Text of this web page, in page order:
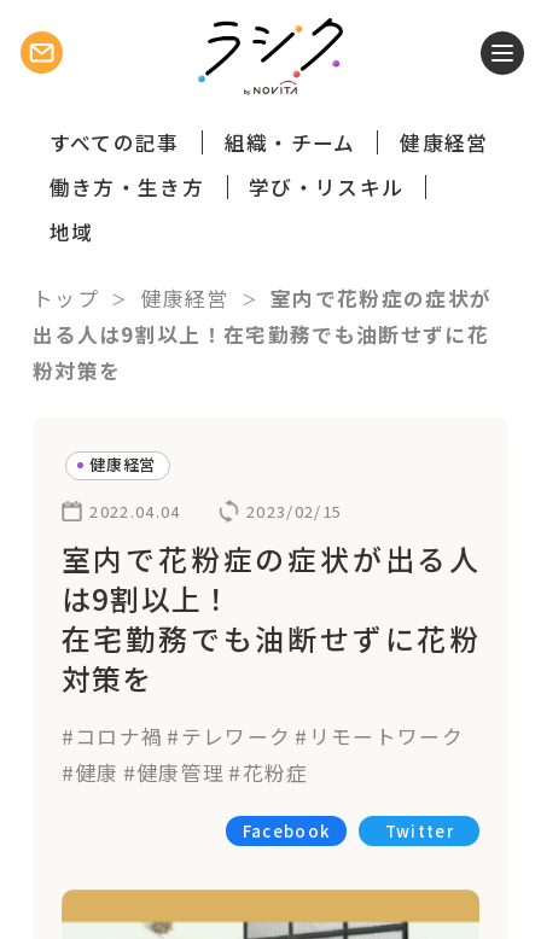
すべての記事 組織・チーム
健康経営
働き方・生き方
学び・リスキル
地域
トップ 健康経営
室内で花粉症の症状が
出る人は9割以上！在宅勤務でも油断せずに花
粉対策を
健康経営
2022.04.04 2023/02/15
室内で花粉症の症状が出る人
は9割以上！
在宅勤務でも油断せずに花粉
対策を
#コロナ禍 #テレワーク #リモートワーク
#健康 #健康管理 #花粉症
Facebook Twitter